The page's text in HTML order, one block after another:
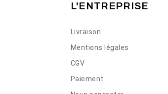
L'ENTREPRISE
Livraison
Mentions légales
CGV
Paiement